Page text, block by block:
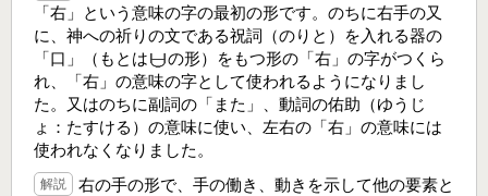
「右」という意味の字の最初の形です。のちに右手の又
に、神への祈りの文である祝詞（のりと）を入れる器の
「口」（もとは
の形）をもつ形の「右」の字がつくら
れ、「右」の意味の字として使われるようになりまし
た。又はのちに副詞の「また」、動詞の佑助（ゆうじ
ょ：たすける）の意味に使い、左右の「右」の意味には
使われなくなりました。
解説
右の手の形で、手の働き、動きを示して他の要素と